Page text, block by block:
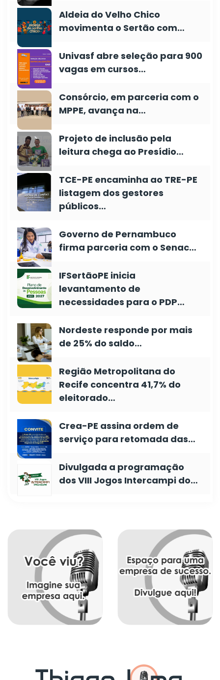
Aldeia do Velho Chico
movimenta o Sertão com…
Univasf abre seleção para 900
vagas em cursos…
Consórcio, em parceria com o
MPPE, avança na…
Projeto de inclusão pela
leitura chega ao Presídio…
TCE-PE encaminha ao TRE-PE
listagem dos gestores
públicos…
Governo de Pernambuco
firma parceria com o Senac…
IFSertãoPE inicia
levantamento de
necessidades para o PDP…
Nordeste responde por mais
de 25% do saldo…
Região Metropolitana do
Recife concentra 41,7% do
eleitorado…
Crea-PE assina ordem de
serviço para retomada das…
Divulgada a programação
dos VIII Jogos Intercampi do…